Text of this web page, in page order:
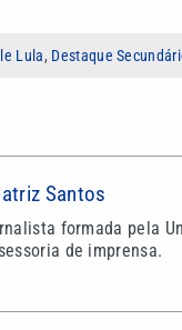
Lula, Destaque
Santos
formada pela
de imprensa.